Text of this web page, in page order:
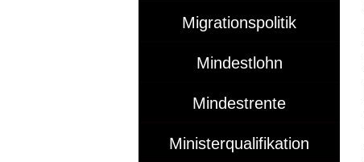
Migrationspolitik
Mindestlohn
Mindestrente
Ministerqualifikation